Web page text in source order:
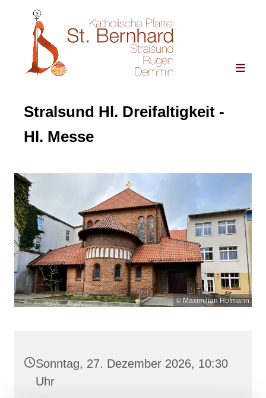
Stralsund Hl. Dreifaltigkeit -
Hl. Messe
© Maximilian Hofmann
Sonntag, 27. Dezember 2026, 10:30
Uhr